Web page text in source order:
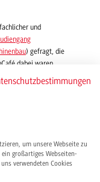
und
) gefragt, die
dabei waren.
mir ein Freund
hingehen und
erfahren. Dabei
um unsere Webseite zu
großartiges Webseiten-
verwendeten Cookies